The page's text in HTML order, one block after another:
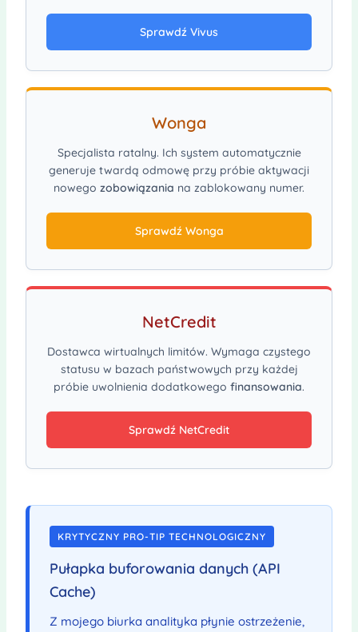
Sprawdź Vivus
Wonga
Specjalista ratalny. Ich system automatycznie
generuje twardą odmowę przy próbie aktywacji
nowego zobowiązania na zablokowany numer.
Sprawdź Wonga
NetCredit
Dostawca wirtualnych limitów. Wymaga czystego
statusu w bazach państwowych przy każdej
próbie uwolnienia dodatkowego finansowania.
Sprawdź NetCredit
KRYTYCZNY PRO-TIP TECHNOLOGICZNY
Pułapka buforowania danych (API
Cache)
Z mojego biurka analityka płynie ostrzeżenie,